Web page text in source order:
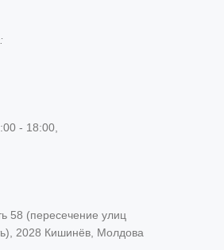
- 18:00,
58 (пересечение улиц
2028 Кишинёв, Молдова